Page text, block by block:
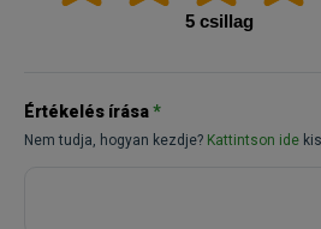
5 csillag
Értékelés írása*
Nem tudja, hogyan kezdje? Kattintson ide